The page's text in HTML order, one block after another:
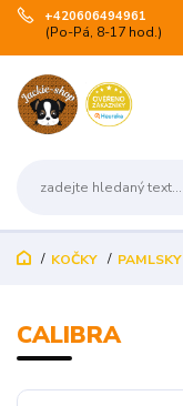
+420606494961
(Po-Pá, 8-17 hod.)
KOČKY PAMLSKY
CALIBRA